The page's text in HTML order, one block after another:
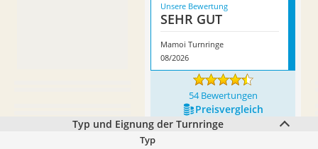
Unsere Bewertung
SEHR GUT
Mamoi Turnringe
08/2026
54 Bewertungen
Preis­vergleich
Typ und Eignung der Turnringe
Typ